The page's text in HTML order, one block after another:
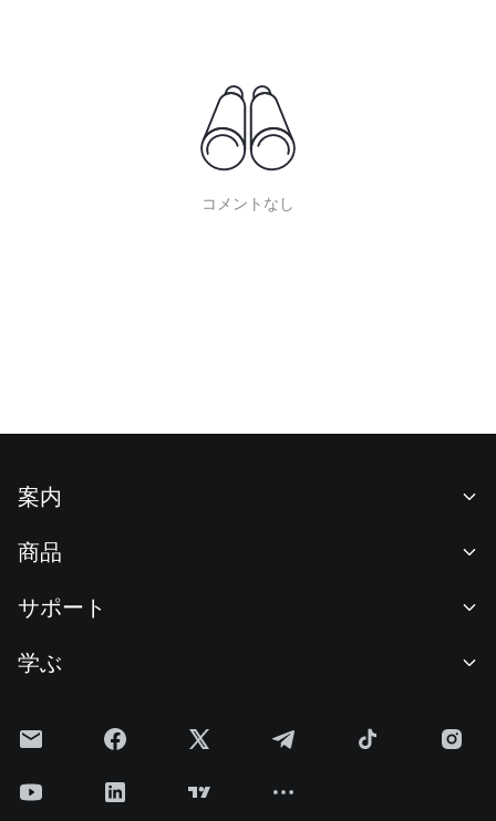
コメントなし
案内
ニュースルーム
F1 Oracle Red Bull Racing 公式スポンサー
クッキーポリシー
商品
現物取引
投資センター
サポート
手数料
学ぶ
Gateニュース